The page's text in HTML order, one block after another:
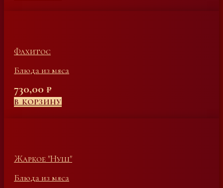
Фахитос
Блюда из мяса
730,00 ₽
В КОРЗИНУ
Жаркое "Нуш"
Блюда из мяса